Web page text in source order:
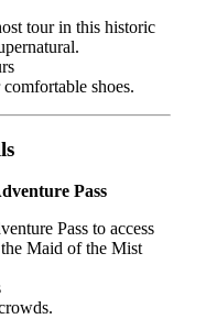
tour in this historic
shoes.
Pass
Pass to access
Maid of the Mist